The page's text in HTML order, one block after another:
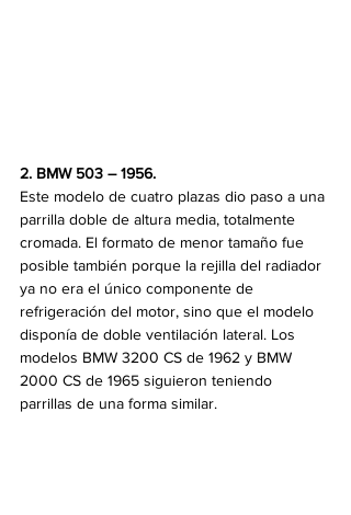
2. BMW 503 – 1956.
Este modelo de cuatro plazas dio paso a una
parrilla doble de altura media, totalmente
cromada. El formato de menor tamaño fue
posible también porque la rejilla del radiador
ya no era el único componente de
refrigeración del motor, sino que el modelo
disponía de doble ventilación lateral. Los
modelos BMW 3200 CS de 1962 y BMW
2000 CS de 1965 siguieron teniendo
parrillas de una forma similar.